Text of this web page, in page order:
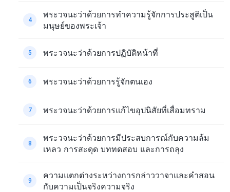
4
พระวจนะว่าด้วยการทำความรู้จักการประสูติเป็น
มนุษย์ของพระเจ้า
5 พระวจนะว่าด้วยการปฏิบัติหน้าที่
6 พระวจนะว่าด้วยการรู้จักตนเอง
7 พระวจนะว่าด้วยการแก้ไขอุปนิสัยที่เสื่อมทราม
8
พระวจนะว่าด้วยการมีประสบการณ์กับความล้ม
เหลว การสะดุด บททดสอบ และการถลุง
9
ความแตกต่างระหว่างการกล่าววาจาและคำสอน
กับความเป็นจริงความจริง